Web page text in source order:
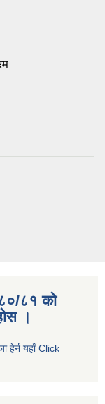
८१ को
।
हेर्न यहाँ Click